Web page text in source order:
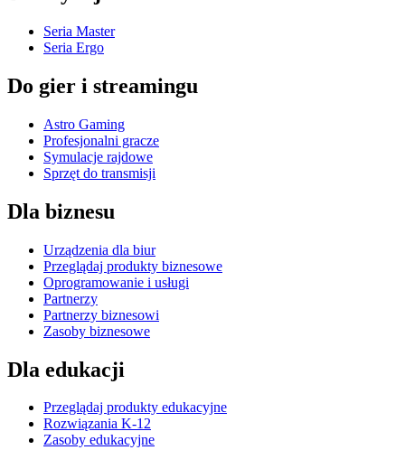
Seria Master
Seria Ergo
Do gier i streamingu
Astro Gaming
Profesjonalni gracze
Symulacje rajdowe
Sprzęt do transmisji
Dla biznesu
Urządzenia dla biur
Przeglądaj produkty biznesowe
Oprogramowanie i usługi
Partnerzy
Partnerzy biznesowi
Zasoby biznesowe
Dla edukacji
Przeglądaj produkty edukacyjne
Rozwiązania K-12
Zasoby edukacyjne